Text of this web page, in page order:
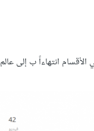
انتهاءاً ب إلى عالم